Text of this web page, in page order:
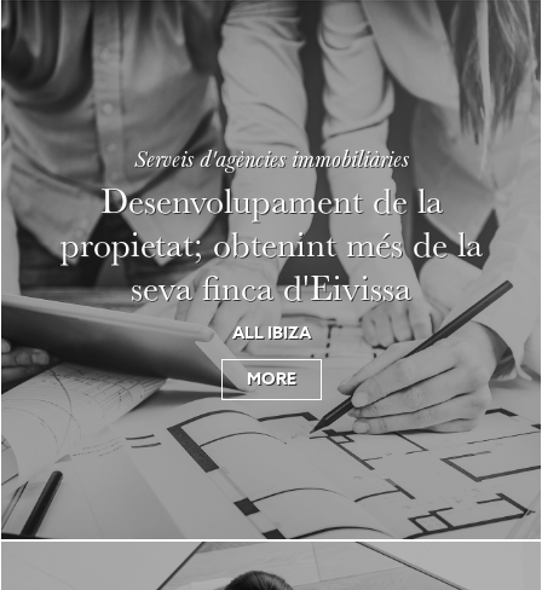
Serveis d'agències immobiliàries
Desenvolupament de la
propietat; obtenint més de la
seva finca d'Eivissa
ALL IBIZA
MORE